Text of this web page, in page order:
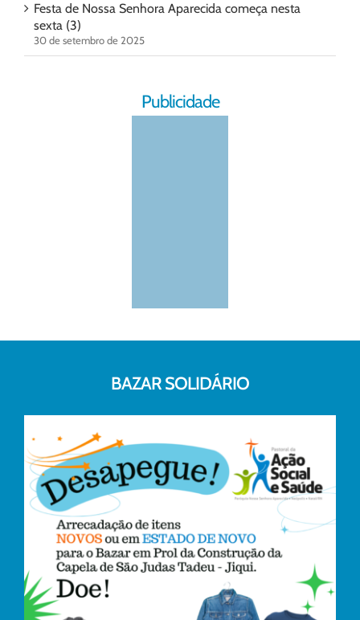
Festa de Nossa Senhora Aparecida começa nesta
sexta (3)
30 de setembro de 2025
Publicidade
BAZAR SOLIDÁRIO